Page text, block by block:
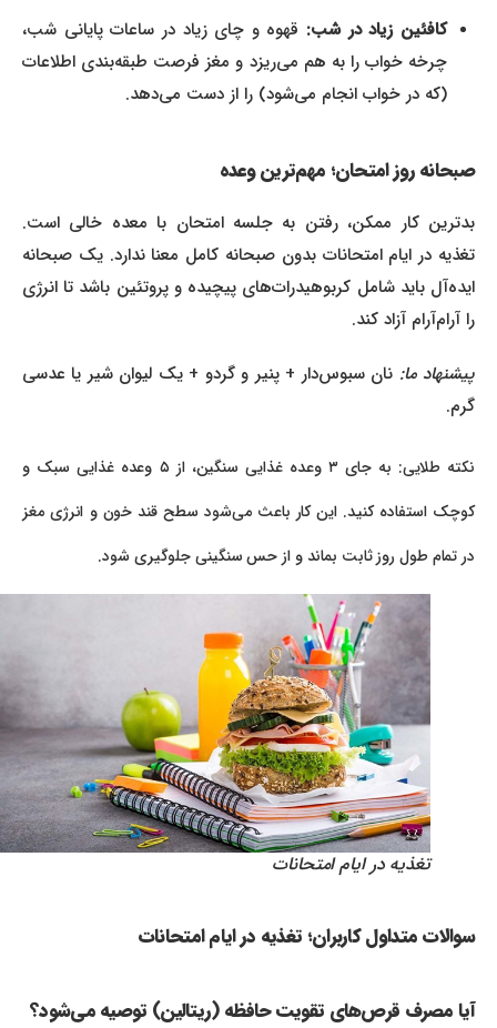
کافئین زیاد در شب:قهوه و چای زیاد در ساعات پایانی شب،
چرخه خواب را به هم می‌ریزد و مغز فرصت طبقه‌بندی اطلاعات
(که در خواب انجام می‌شود) را از دست می‌دهد.
صبحانه روز امتحان؛ مهم‌ترین وعده
بدترین کار ممکن، رفتن به جلسه امتحان با معده خالی است.
تغذیه در ایام امتحانات بدون صبحانه کامل معنا ندارد. یک صبحانه
ایده‌آل باید شامل کربوهیدرات‌های پیچیده و پروتئین باشد تا انرژی
را آرام‌آرام آزاد کند.
پیشنهاد ما: نان سبوس‌دار + پنیر و گردو + یک لیوان شیر یا عدسی
گرم.
نکته طلایی: به جای ۳ وعده غذایی سنگین، از ۵ وعده غذایی سبک و
کوچک استفاده کنید. این کار باعث می‌شود سطح قند خون و انرژی مغز
در تمام طول روز ثابت بماند و از حس سنگینی جلوگیری شود.
تغذیه در ایام امتحانات
سوالات متداول کاربران؛ تغذیه در ایام امتحانات
آیا مصرف قرص‌های تقویت حافظه (ریتالین) توصیه می‌شود؟